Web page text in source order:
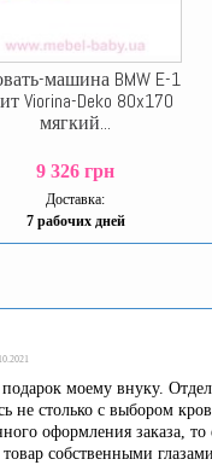
машина BMW E-1
Viorina-Deko 80x170
мягкий...
9 326 грн
Доставка:
7 рабочих дней
моему внуку.
не столько с выбором
оформления заказа,
товар собственными